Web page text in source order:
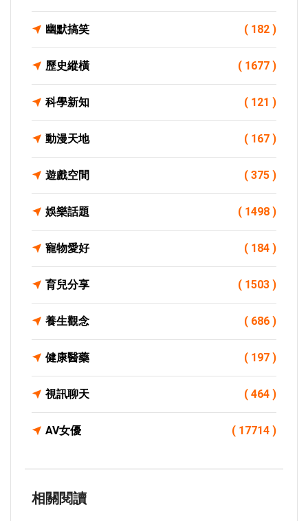
幽默搞笑 ( 182 )
歷史縱橫 ( 1677 )
科學新知 ( 121 )
動漫天地 ( 167 )
遊戲空間 ( 375 )
娛樂話題 ( 1498 )
寵物愛好 ( 184 )
育兒分享 ( 1503 )
養生觀念 ( 686 )
健康醫藥 ( 197 )
視訊聊天 ( 464 )
AV女優 ( 17714 )
相關閱讀